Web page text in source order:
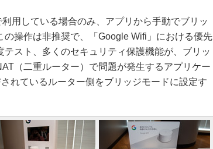
用している場合のみ、アプリから手動でブリッ
の操作は非推奨で、「Google Wifi」における優先
スト、多くのセキュリティ保護機能が、ブリッ
（二重ルーター）で問題が発生するアプリケー
れているルーター側をブリッジモードに設定す